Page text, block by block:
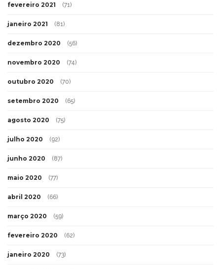
fevereiro 2021 (71)
janeiro 2021 (81)
dezembro 2020 (56)
novembro 2020 (74)
outubro 2020 (70)
setembro 2020 (65)
agosto 2020 (75)
julho 2020 (92)
junho 2020 (87)
maio 2020 (77)
abril 2020 (66)
março 2020 (59)
fevereiro 2020 (62)
janeiro 2020 (73)